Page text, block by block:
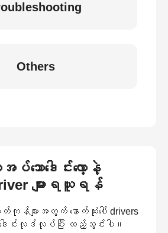
Others
ပ်သောဒေါင်းလော့နဲ့
များရယူရန်
န်များအတွက် နောက်ဆုံးပေါ် drivers
ေါင်းလုဒ်လုပ်ပြီး ထည့်သွင်းပါ။